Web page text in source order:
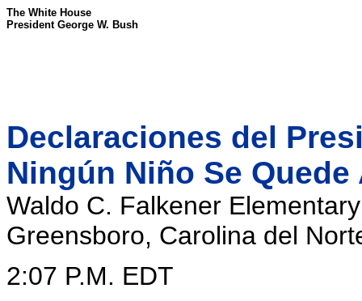
The White House
President George W. Bush
Declaraciones del
Ningún Niño Se Quede
Waldo C. Falkener
Greensboro, Carolina del
2:07 P.M. EDT